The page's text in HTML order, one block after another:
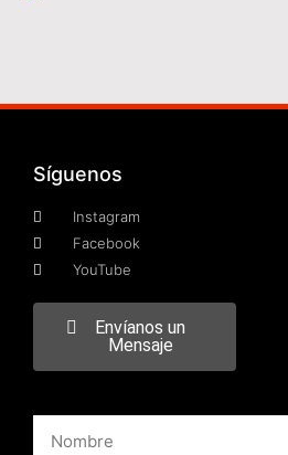
Síguenos
Instagram
Facebook
YouTube
Envíanos un
Mensaje